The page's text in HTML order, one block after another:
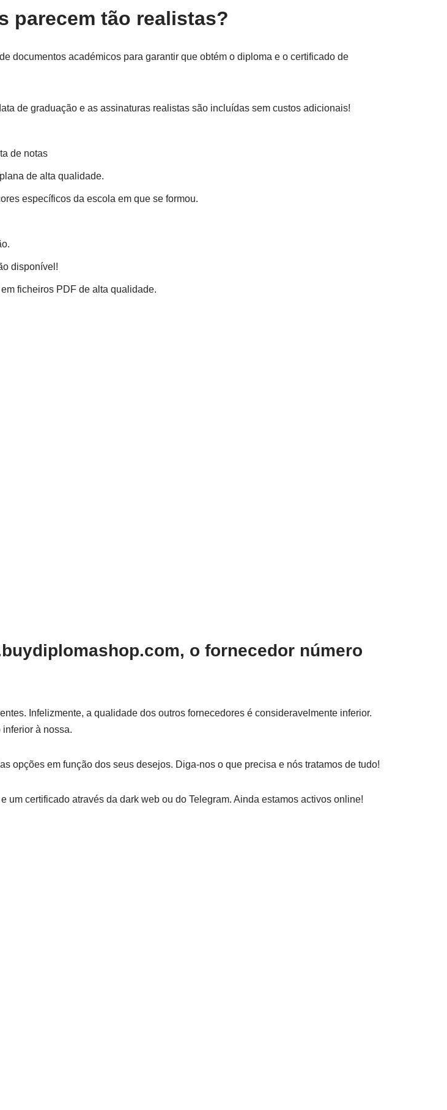
parecem tão realistas?
documentos académicos para garantir que obtém o diploma e o certificado de
de graduação e as assinaturas realistas são incluídas sem custos adicionais!
de notas
de alta qualidade.
específicos da escola em que se formou.
disponível!
ficheiros PDF de alta qualidade.
o fornecedor número
Infelizmente, a qualidade dos outros fornecedores é consideravelmente inferior.
à nossa.
opções em função dos seus desejos. Diga-nos o que precisa e nós tratamos de tudo!
certificado através da dark web ou do Telegram. Ainda estamos activos online!